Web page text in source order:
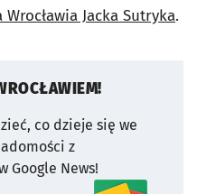
Jacka Sutryka.
co dzieje się we
z
Google News!